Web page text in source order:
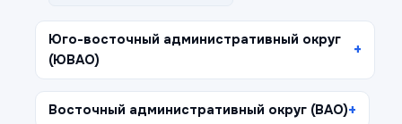
Юго-восточный административный округ
(ЮВАО)
Восточный административный округ (ВАО)